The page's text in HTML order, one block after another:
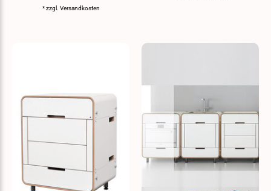
* zzgl. Versandkosten